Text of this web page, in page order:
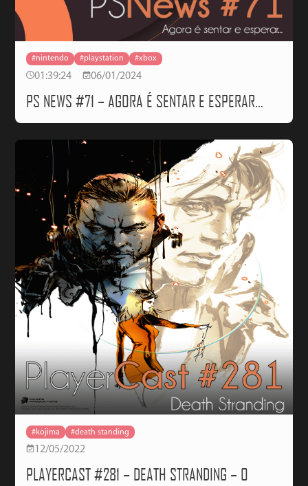
#nintendo #playstation #xbox
01:39:24 06/01/2024
PS NEWS #71 – AGORA É SENTAR E ESPERAR…
#kojima #death standing
12/05/2022
PLAYERCAST #281 – DEATH STRANDING – O